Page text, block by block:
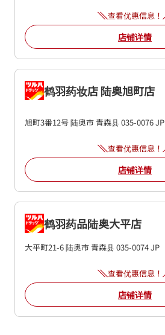
查看优惠信息！
店铺详情
鹤羽药妆店 陆奥旭町店
旭町3番12号陆奥市青森县035-0076JP
查看优惠信息！
店铺详情
鹤羽药品陆奥大平店
大平町21-6陆奥市青森县035-0074JP
查看优惠信息！
店铺详情